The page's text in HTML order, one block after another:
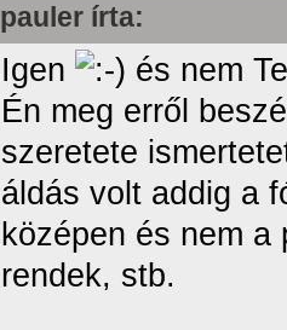
pauler írta:
Igen
és nem
Én meg erről
szeretete
áldás volt addig a
középen és nem a
rendek, stb.